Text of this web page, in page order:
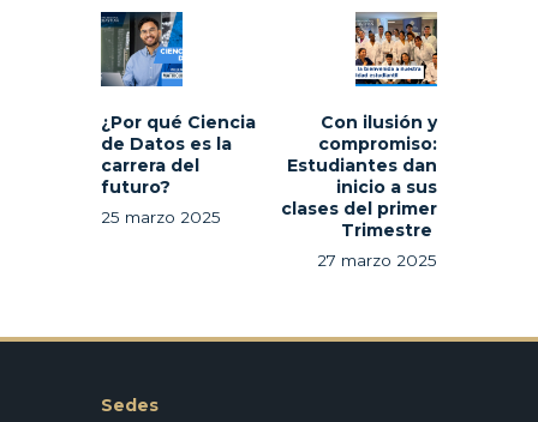
de
entradas
Previous
post:
¿Por qué Ciencia
de Datos es la
carrera del
futuro?
25 marzo 2025
Con ilusión y
compromiso:
Estudiantes dan
inicio a sus
clases del primer
Trimestre
27 marzo 2025
Sedes